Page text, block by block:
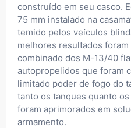
construído em seu casco.
75 mm instalado na
temido pelos veículos
melhores resultados
combinado dos M-13/40
autopropelidos que foram
limitado poder de fogo do
tanto os tanques quanto
foram aprimorados em
armamento.